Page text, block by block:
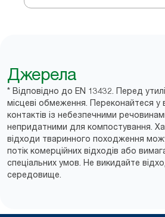
Джерела
* Відповідно до EN 13432. Перед
місцеві обмеження. Переконайтеся у
контактів із небезпечними
непридатними для компостування.
відходи тваринного походження
потік комерційних відходів або
спеціальних умов. Не викидайте
середовище.